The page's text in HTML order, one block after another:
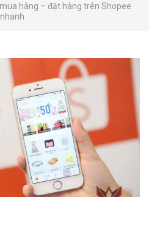
hàng – đặt hàng trên Shopee
nhanh